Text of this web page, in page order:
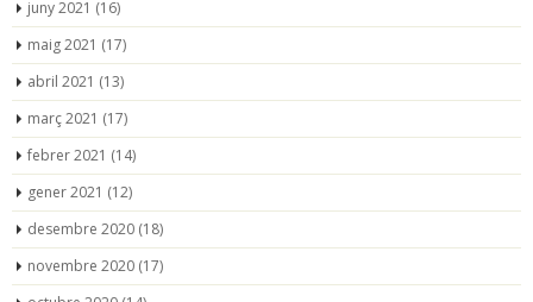
juny 2021 (16)
maig 2021 (17)
abril 2021 (13)
març 2021 (17)
febrer 2021 (14)
gener 2021 (12)
desembre 2020 (18)
novembre 2020 (17)